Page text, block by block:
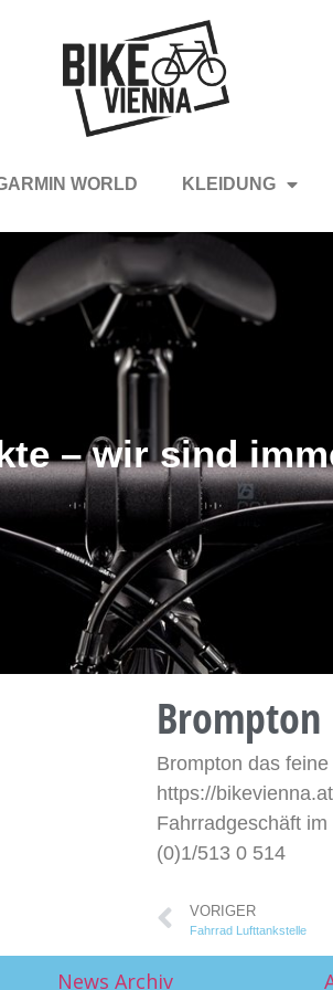
WORLD KLEIDUNG
– wir sind
Brompton
Brompton das
https://
Fahrradgeschäft
(0)1/513 0 514
VORIGER
Fahrrad Lufttankstelle
News Archiv